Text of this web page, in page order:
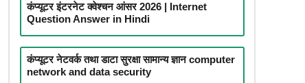
कंप्यूटर इंटरनेट क्वेश्चन आंसर 2026 | Internet
Question Answer in Hindi
कंप्यूटर नेटवर्क तथा डाटा सुरक्षा सामान्य ज्ञान computer
network and data security